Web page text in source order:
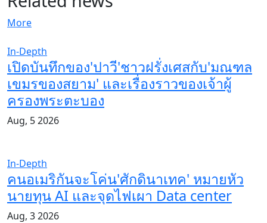
More
In-Depth
เปิดบันทึกของ'ปาวี'ชาวฝรั่งเศสกับ'มณฑล
เขมรของสยาม' และเรื่องราวของเจ้าผู้
ครองพระตะบอง
Aug, 5 2026
In-Depth
คนอเมริกันจะโค่น'ศักดินาเทค' หมายหัว
นายทุน AI และจุดไฟเผา Data center
Aug, 3 2026